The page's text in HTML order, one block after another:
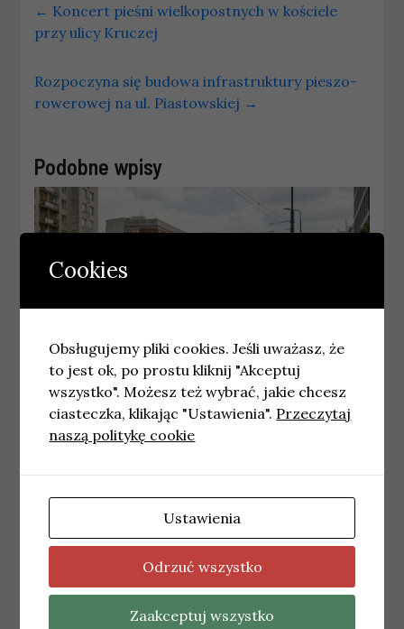
← Koncert pieśni wielkopostnych w kościele
przy ulicy Kruczej
Rozpoczyna się budowa infrastruktury pieszo-
rowerowej na ul. Piastowskiej →
Podobne wpisy
WARSZAWA
Utrudnienia w ruchu w dniu 13 czerwca:
zgromadzenie publiczne w Warszawie
11 czerwca, 2026 redakcja
Cookies
Obsługujemy pliki cookies. Jeśli uważasz, że
to jest ok, po prostu kliknij "Akceptuj
wszystko". Możesz też wybrać, jakie chcesz
ciasteczka, klikając "Ustawienia". Przeczytaj
naszą politykę cookie
Ustawienia
Odrzuć wszystko
Zaakceptuj wszystko